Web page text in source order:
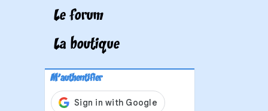
Le forum
La boutique
M'authentifier